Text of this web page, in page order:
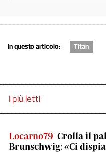
In questo articolo: Titan
I più letti
Locarno79 Crolla il
Brunschwig: «Ci